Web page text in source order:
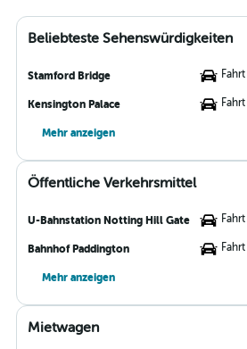
Beliebteste Sehenswürdigkeiten
Stamford Bridge
Kensington Palace
Mehr anzeigen
Öffentliche Verkehrsmittel
U-Bahnstation Notting Hill Gate
Bahnhof Paddington
Mehr anzeigen
Mietwagen